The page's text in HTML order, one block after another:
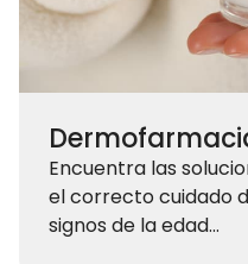
Encuentra las
el correcto cuidado
signos de la edad...